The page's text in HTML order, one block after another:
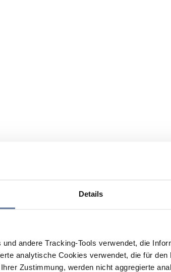
Details
andere Tracking-Tools verwendet, die
analytische Cookies verwendet, die für
Zustimmung, werden nicht aggregierte